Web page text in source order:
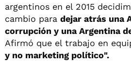
argentinos en el 2015
cambio para dejar atrás una
corrupción y una Argentina
Afirmó que el trabajo en
y no marketing político".